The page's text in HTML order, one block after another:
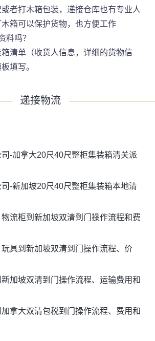
者打木箱包装，递接仓库也有专业人
箱可以保护货物，也方便工作
料吗？
清单（收货人信息，详细的货物信
填写。
递接物流
-加拿大20尺40尺整柜集装箱清关派
-新加坡20尺40尺整柜集装箱本地清
流柜到新加坡双清到门操作流程和费
具到新加坡双清到门操作流程、价
加坡双清到门操作流程、运输费用和
拿大双清包税到门操作流程、费用和